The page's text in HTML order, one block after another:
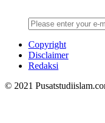
Copyright
Disclaimer
Redaksi
© 2021